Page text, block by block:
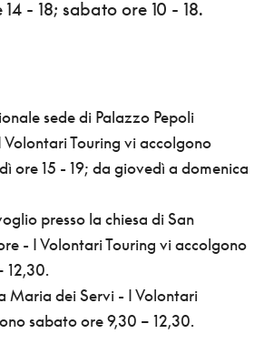
- 18; sabato ore 10 - 18.
sede di Palazzo Pepoli
Touring vi accolgono
ore 15 - 19; da giovedì a domenica
presso la chiesa di San
- I Volontari Touring vi accolgono
12,30.
Maria dei Servi - I Volontari
sabato ore 9,30 – 12,30.